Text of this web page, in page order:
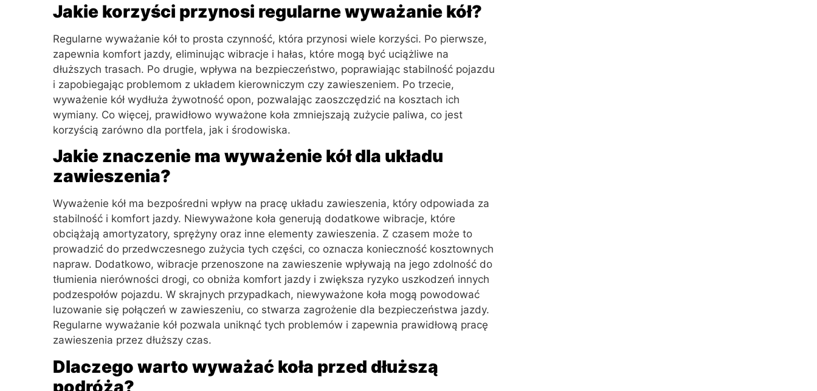
Jakie korzyści przynosi regularne wyważanie kół?
Regularne wyważanie kół to prosta czynność, która przynosi wiele korzyści. Po pierwsze,
zapewnia komfort jazdy, eliminując wibracje i hałas, które mogą być uciążliwe na
dłuższych trasach. Po drugie, wpływa na bezpieczeństwo, poprawiając stabilność pojazdu
i zapobiegając problemom z układem kierowniczym czy zawieszeniem. Po trzecie,
wyważenie kół wydłuża żywotność opon, pozwalając zaoszczędzić na kosztach ich
wymiany. Co więcej, prawidłowo wyważone koła zmniejszają zużycie paliwa, co jest
korzyścią zarówno dla portfela, jak i środowiska.
Jakie znaczenie ma wyważenie kół dla układu
zawieszenia?
Wyważenie kół ma bezpośredni wpływ na pracę układu zawieszenia, który odpowiada za
stabilność i komfort jazdy. Niewyważone koła generują dodatkowe wibracje, które
obciążają amortyzatory, sprężyny oraz inne elementy zawieszenia. Z czasem może to
prowadzić do przedwczesnego zużycia tych części, co oznacza konieczność kosztownych
napraw. Dodatkowo, wibracje przenoszone na zawieszenie wpływają na jego zdolność do
tłumienia nierówności drogi, co obniża komfort jazdy i zwiększa ryzyko uszkodzeń innych
podzespołów pojazdu. W skrajnych przypadkach, niewyważone koła mogą powodować
luzowanie się połączeń w zawieszeniu, co stwarza zagrożenie dla bezpieczeństwa jazdy.
Regularne wyważanie kół pozwala uniknąć tych problemów i zapewnia prawidłową pracę
zawieszenia przez dłuższy czas.
Dlaczego warto wyważać koła przed dłuższą
podróżą?